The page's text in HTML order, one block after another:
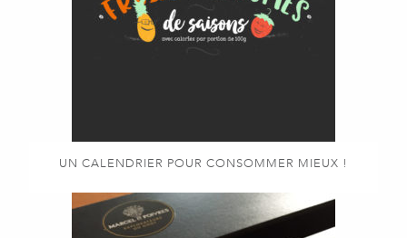
UN CALENDRIER POUR CONSOMMER MIEUX !